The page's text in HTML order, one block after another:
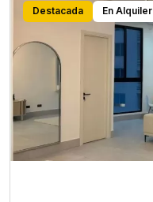
Destacada En Alquiler